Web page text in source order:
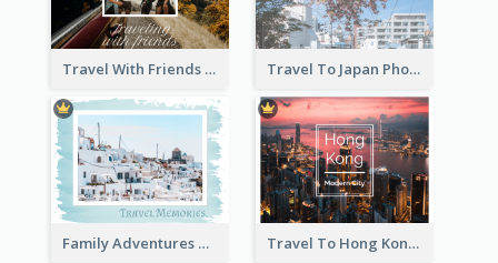
Travel With Friends Photo Book Travel To Japan Photo Book
Family Adventures Travel Photo Book Travel To Hong Kong Photo Book